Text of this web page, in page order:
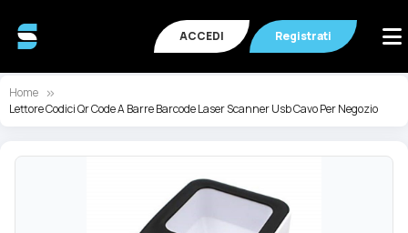
ACCEDI Registrati
Home
Lettore Codici Qr Code A Barre Barcode Laser Scanner Usb Cavo Per Negozio
Vai
Vai